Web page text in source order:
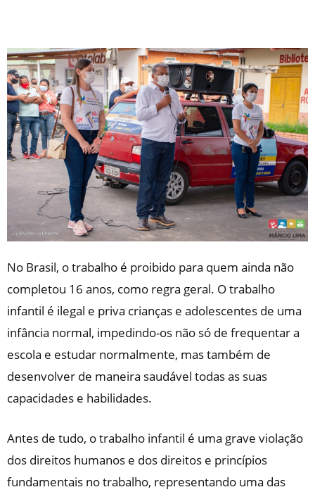
No Brasil, o trabalho é proibido para quem ainda não
completou 16 anos, como regra geral. O trabalho
infantil é ilegal e priva crianças e adolescentes de uma
infância normal, impedindo-os não só de frequentar a
escola e estudar normalmente, mas também de
desenvolver de maneira saudável todas as suas
capacidades e habilidades.
Antes de tudo, o trabalho infantil é uma grave violação
dos direitos humanos e dos direitos e princípios
fundamentais no trabalho, representando uma das